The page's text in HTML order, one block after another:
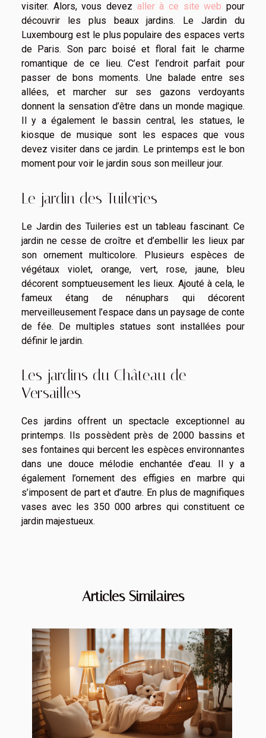
visiter. Alors, vous devez aller à ce site web pour
découvrir les plus beaux jardins. Le Jardin du
Luxembourg est le plus populaire des espaces verts
de Paris. Son parc boisé et floral fait le charme
romantique de ce lieu. C’est l’endroit parfait pour
passer de bons moments. Une balade entre ses
allées, et marcher sur ses gazons verdoyants
donnent la sensation d’être dans un monde magique.
Il y a également le bassin central, les statues, le
kiosque de musique sont les espaces que vous
devez visiter dans ce jardin. Le printemps est le bon
moment pour voir le jardin sous son meilleur jour.
Le jardin des Tuileries
Le Jardin des Tuileries est un tableau fascinant. Ce
jardin ne cesse de croître et d’embellir les lieux par
son ornement multicolore. Plusieurs espèces de
végétaux violet, orange, vert, rose, jaune, bleu
décorent somptueusement les lieux. Ajouté à cela, le
fameux étang de nénuphars qui décorent
merveilleusement l’espace dans un paysage de conte
de fée. De multiples statues sont installées pour
définir le jardin.
Les jardins du Château de
Versailles
Ces jardins offrent un spectacle exceptionnel au
printemps. Ils possèdent près de 2000 bassins et
ses fontaines qui bercent les espèces environnantes
dans une douce mélodie enchantée d’eau. Il y a
également l’ornement des effigies en marbre qui
s’imposent de part et d’autre. En plus de magnifiques
vases avec les 350 000 arbres qui constituent ce
jardin majestueux.
Articles Similaires